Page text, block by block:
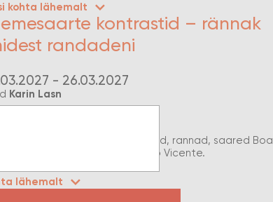
kohta lähemalt
kontrastid – rännak
randadeni
- 26.03.2027
Karin Lasn
: Vulkaaniline maastik, soolaväljad, rannad, saared Boa
Fogo, Santo Antão, São Vicente.
21 reisijat!
lähemalt